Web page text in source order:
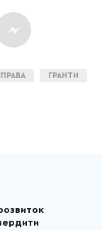
ГРАНТИ